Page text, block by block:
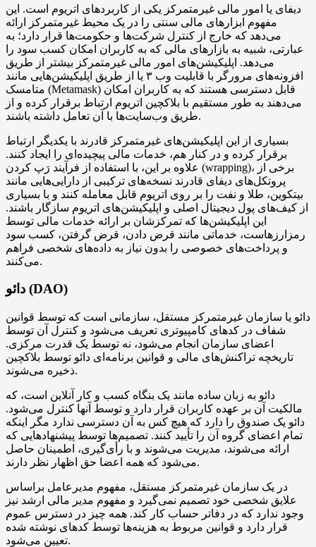
دیفای یا امور مالی غیرمتمرکز یکی از کاربردهای اتریوم است. این
مفهوم ابزارهای مالی سنتی را در یک محیط غیرمتمرکز ارائه
می‌دهد که خارج از کنترل شرکت‌ها و حکومت‌ها قرار دارد؛ به
عبارتی، شبیه به بازارهای مالی که به کاربران امکان کسب سود را
می‌دهد. اپلیکیشن‌های امور مالی غیرمتمرکز بیشتر از طریق
افزونه‌های مرورگر با قابلیت وب ۳ یا از طریق اپلیکیشن‌هایی مانند
متامسک (Metamask) قابل دسترسی هستند که به کاربران امکان
می‌دهند به طور مستقیم با بلاکچین اتریوم ارتباط برقرار کرده و از
طریق وب‌سایت‌ها با آن تعامل داشته باشند.
بسیاری از این اپلیکیشن‌های غیرمتمرکز قادرند با یکدیگر ارتباط
برقرار کرده و در کنار هم، خدمات مالی پیچیده‌ای را ایجاد کنند.
علاوه بر این، با استفاده از فرآیند رَپ کردن (wrapping)، برخی از
پروتکل‌های دیفای قادرند نسخه‌های ترکیبی از دارایی‌هایی مانند
بیتکوین، طلا و نفت را بر روی اتریوم قابل معامله کنند و با بسیاری
از کیف‌های پول دیجیتال اصلی و اپلیکیشن‌های اتریوم سازگار باشند.
این اپلیکیشن‌ها که تمرکزشان بر ارائه خدمات مالی توسط
رمزارزهاست، خدماتی مانند قرض دادن، قرض گرفتن، کسب سود
و پرداخت‌های خصوصی را بدون نیاز به داده‌های شخصی فراهم
می‌کنند.
دائو (DAO)
دائو یا سازمان غیرمتمرکز مستقل، سازمانی است که توسط قوانین
شفاف در کدهای کامپیوتری تعریف می‌شود و کنترل آن توسط
اعضای سازمان انجام می‌شود، نه توسط یک قدرت مرکزی.
تاریخچه تراکنش‌های مالی و قوانین برنامه‌ای دائو توسط بلاکچین
ذخیره می‌شوند.
دائو به زبان ساده مانند یک بنگاه کسب و کار آنلاین است، که
مالکیت آن بر عهده کاربران قرار دارد و توسط آنها کنترل می‌شود.
دائو یک صندوق را دارد که هیچ کس به آن دسترسی ندارد مگر اینکه
تمام اعضای گروه آن را تأیید کنند. تصمیم‌ها توسط پیشنهادهایی که
ارائه می‌شوند، مدیریت می‌شوند و با رأی‌گیری، اطمینان حاصل
می‌شود که همه اعضا حق اظهار نظر دارند.
در یک سازمان غیرمتمرکز مستقل، مفهوم مدیرعامل براساس
علایق شخصی خود تصمیم نمی‌گیرد و مفهوم مدیر مالی ارشد نیز
وجود ندارد که در دفاتر حساب کار کند. همه چیز در دسترس عموم
قرار دارد و قوانین مربوط به هزینه‌ها توسط کدهای نوشته شده
تعیین می‌شود.